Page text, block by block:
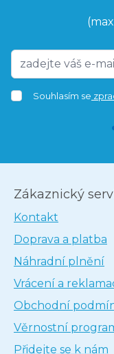
Souhlasím se
Zákaznický
Kontakt
Doprava a platba
Náhradní plnění
Vrácení a
Obchodní
Věrnostní
Přidejte se k nám